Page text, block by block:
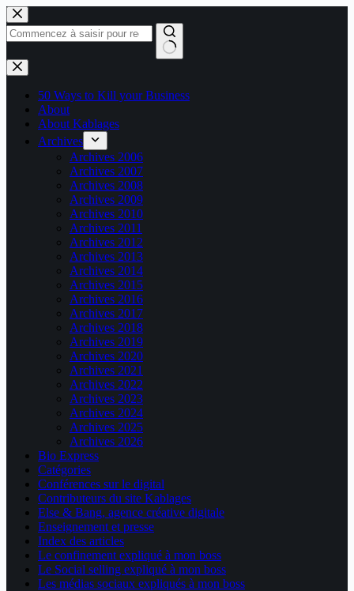
Passer
au
contenu
Aucun
résultat
50 Ways to Kill your Business
About
About Kablages
Archives
Archives 2006
Archives 2007
Archives 2008
Archives 2009
Archives 2010
Archives 2011
Archives 2012
Archives 2013
Archives 2014
Archives 2015
Archives 2016
Archives 2017
Archives 2018
Archives 2019
Archives 2020
Archives 2021
Archives 2022
Archives 2023
Archives 2024
Archives 2025
Archives 2026
Bio Express
Catégories
Conférences sur le digital
Contributeurs du site Kablages
Else & Bang, agence créative digitale
Enseignement et presse
Index des articles
Le confinement expliqué à mon boss
Le Social selling expliqué à mon boss
Les médias sociaux expliqués à mon boss